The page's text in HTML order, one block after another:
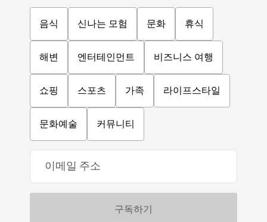
음식 신나는 모험 문화 휴식
해변 엔터테인먼트 비즈니스 여행
쇼핑 스포츠 가족 라이프스타일
문화예술 커뮤니티